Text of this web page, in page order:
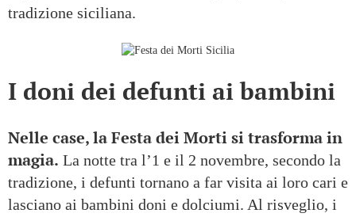
tradizione siciliana.
I doni dei defunti ai bambini
Nelle case, la Festa dei Morti si trasforma in
magia. La notte tra l’1 e il 2 novembre, secondo la
tradizione, i defunti tornano a far visita ai loro cari e
lasciano ai bambini doni e dolciumi. Al risveglio, i